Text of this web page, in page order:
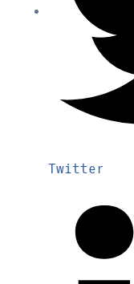
Twitter